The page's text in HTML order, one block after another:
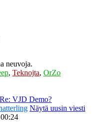
neuvoja.
, Teknojta, OrZo
Re: VJD Demo?
Näytä uusin viesti